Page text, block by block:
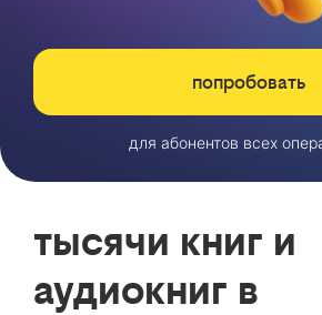
попробовать
для абонентов всех
тысячи книг и
аудиокниг в